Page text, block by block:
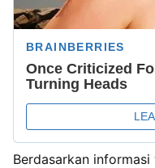
Berdasarkan